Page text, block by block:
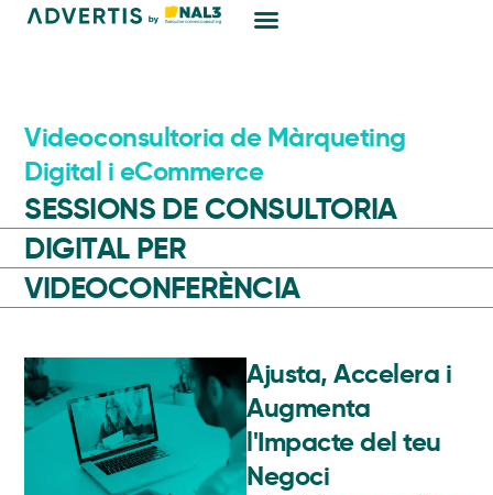
Videoconsultoria de Màrqueting
Digital i eCommerce
SESSIONS DE CONSULTORIA
DIGITAL PER
VIDEOCONFERÈNCIA
Ajusta, Accelera i
Augmenta
l'Impacte del teu
Negoci